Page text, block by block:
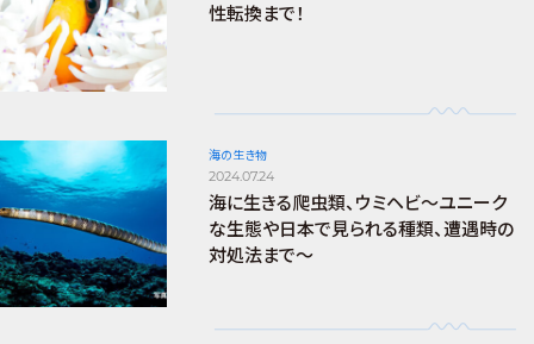
性転換まで！
海の生き物
2024.07.24
海に生きる爬虫類、ウミヘビ～ユニーク
な生態や日本で見られる種類、遭遇時の
対処法まで～